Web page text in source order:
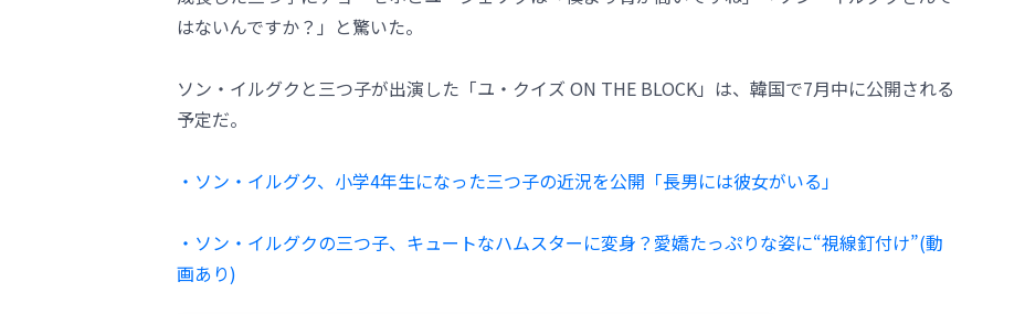
はないんですか？」と驚いた。
ソン・イルグクと三つ子が出演した「ユ・クイズ ON THE BLOCK」は、韓国で7月中に公開される
予定だ。
・ソン・イルグク、小学4年生になった三つ子の近況を公開「長男には彼女がいる」
・ソン・イルグクの三つ子、キュートなハムスターに変身？愛嬌たっぷりな姿に“視線釘付け”(動
画あり)